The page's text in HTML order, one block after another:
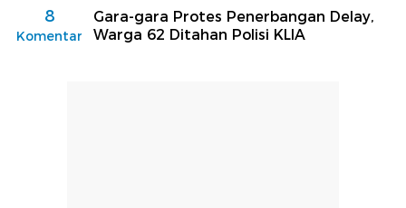
8
Komentar
Gara-gara Protes Penerbangan Delay,
Warga 62 Ditahan Polisi KLIA